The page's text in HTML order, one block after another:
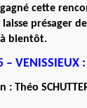
cette
présager
bientôt.
– VENISSIEUX
Théo